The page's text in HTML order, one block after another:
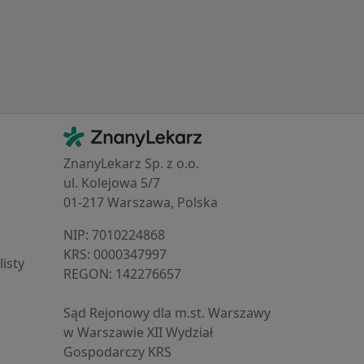
Kontakt
ZnanyLekarz - Strona główna
ZnanyLekarz Sp. z o.o.
ul. Kolejowa 5/7
01-217 Warszawa, Polska
NIP: ⁠7010224868
KRS: ⁠0000347997
REGON: ⁠142276657
Sąd Rejonowy dla m.st. Warszawy
w Warszawie XII Wydział
Gospodarczy KRS